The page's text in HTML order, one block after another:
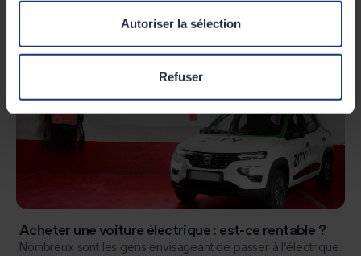
Autoriser la sélection
Refuser
Acheter une voiture électrique : est-ce rentable ?
Nombreux sont les gens envisageant de passer à l’électrique.